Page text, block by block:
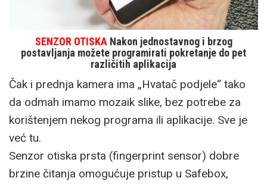
SENZOR OTISKANakon jednostavnog i brzog
postavljanja možete programirati pokretanje do pet
različitih aplikacija
Čak i prednja kamera ima „Hvatač podjele“ tako
da odmah imamo mozaik slike, bez potrebe za
korištenjem nekog programa ili aplikacije. Sve je
već tu.
Senzor otiska prsta (fingerprint sensor) dobre
brzine čitanja omogućuje pristup u Safebox,